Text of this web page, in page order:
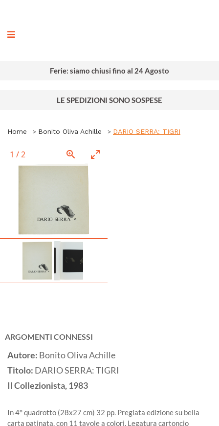
Ferie: siamo chiusi fino al 24 Agosto
LE SPEDIZIONI SONO SOSPESE
Home Bonito Oliva Achille DARIO SERRA: TIGRI
1 /2
ARGOMENTI CONNESSI
Autore: Bonito Oliva Achille
Titolo: DARIO SERRA: TIGRI
Il Collezionista,1983
In 4° quadrotto (28x27 cm) 32 pp. Pregiata edizione su bella
carta patinata, con 11 tavole a colori. Legatura cartoncio